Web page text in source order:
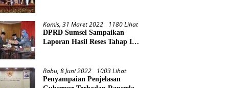
Kamis, 31 Maret 2022 1180 Lihat
DPRD Sumsel Sampaikan
Laporan Hasil Reses Tahap I
Rabu, 8 Juni 2022 1003 Lihat
Penyampaian Penjelasan